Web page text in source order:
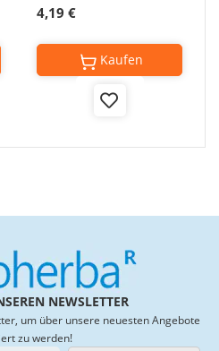
4,19 €
Add
Kaufen
NEWSLETTER
um über unsere neuesten Angebote
zu werden!